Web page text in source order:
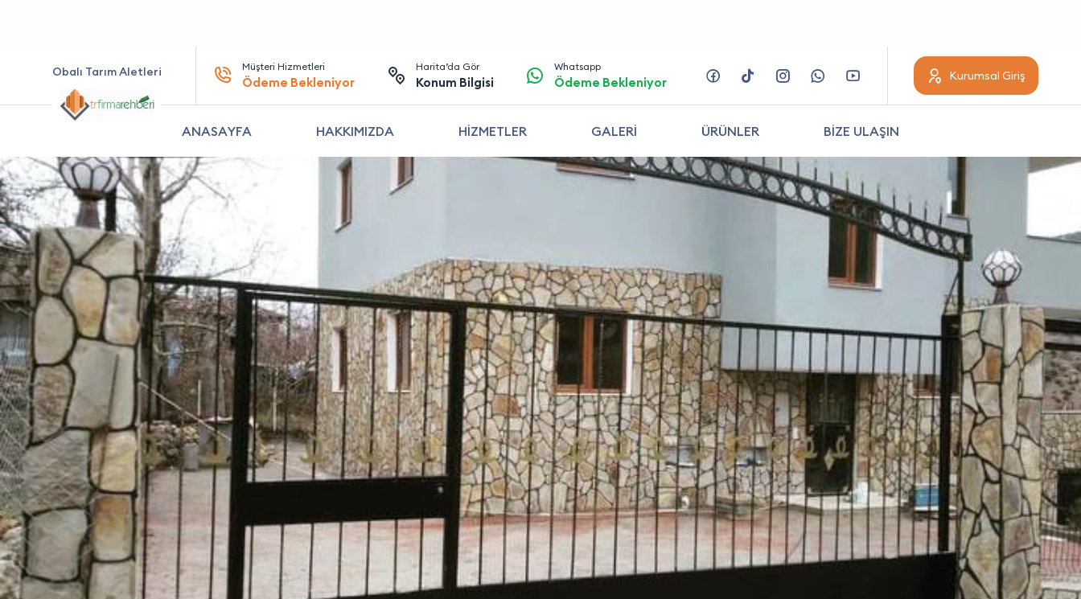
Obalı Tarım Aletleri Müşteri Hizmetleri
Ödeme Bekleniyor
Harita’da Gör
Konum Bilgisi
Whatsapp
Ödeme Bekleniyor Kurumsal Giriş
ANASAYFA HAKKIMIZDA HİZMETLER GALERİ ÜRÜNLER BİZE ULAŞIN